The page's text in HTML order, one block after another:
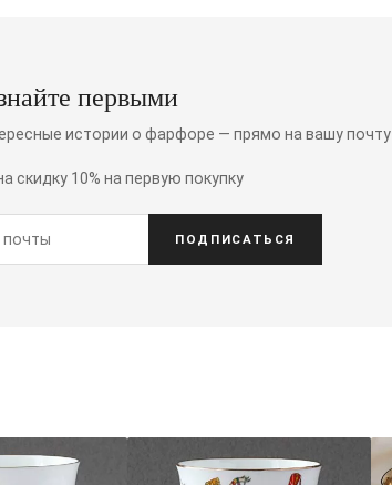
первыми
истории о фарфоре — прямо на вашу почту
скидку 10% на первую покупку
ПОДПИСАТЬСЯ